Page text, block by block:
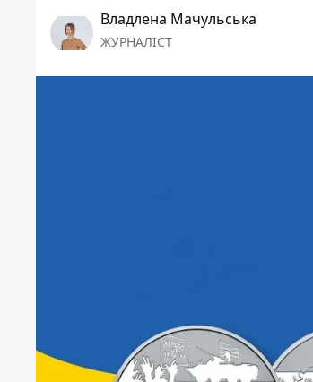
Владлена Мачульська
ЖУРНАЛІСТ